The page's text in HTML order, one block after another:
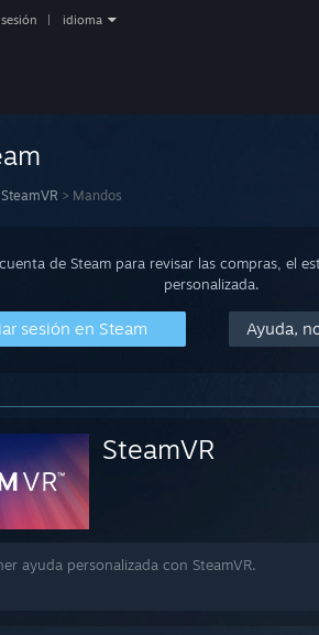
idioma
SteamVR > Mandos
de Steam para revisar las compras, el
personalizada.
sesión en Steam Ayuda,
SteamVR
ayuda personalizada con SteamVR.